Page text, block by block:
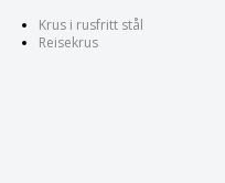
Krus i rusfritt stål
Reisekrus